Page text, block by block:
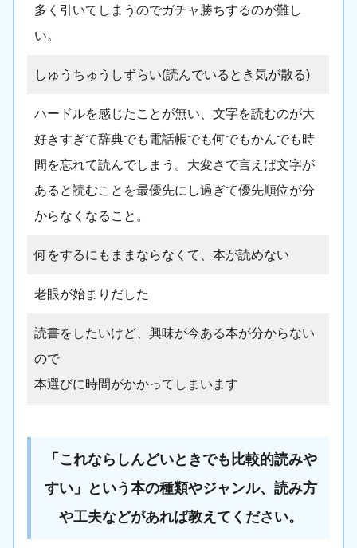
多く引いてしまうのでガチャ勝ちするのが難し
い。
しゅうちゅうしずらい(読んでいるとき気が散る)
ハードルを感じたことが無い、文字を読むのが大
好きすぎて辞典でも電話帳でも何でもかんでも時
間を忘れて読んでしまう。大変さで言えば文字が
あると読むことを最優先にし過ぎて優先順位が分
からなくなること。
何をするにもままならなくて、本が読めない
老眼が始まりだした
読書をしたいけど、興味が今ある本が分からない
ので
本選びに時間がかかってしまいます
「これならしんどいときでも比較的読みや
すい」という本の種類やジャンル、読み方
や工夫などがあれば教えてください。